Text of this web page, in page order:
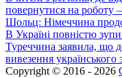
повернутися на роботу
Шольц: Німеччина
В Україні повністю
Туреччина заявила, що
вивезення українського
Copyright © 2016 - 2026